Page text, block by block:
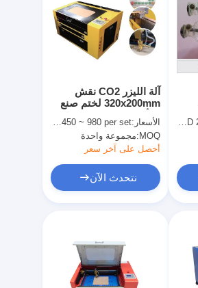
آلة الليزر CO2 نقش
320x200mm لختم صنع
والأخشاب النقش
الأسعار:USD 450 ~ 980 per set
MOQ: مجموعة واحدة
أحصل على آخر سعر
نتحدث الآن